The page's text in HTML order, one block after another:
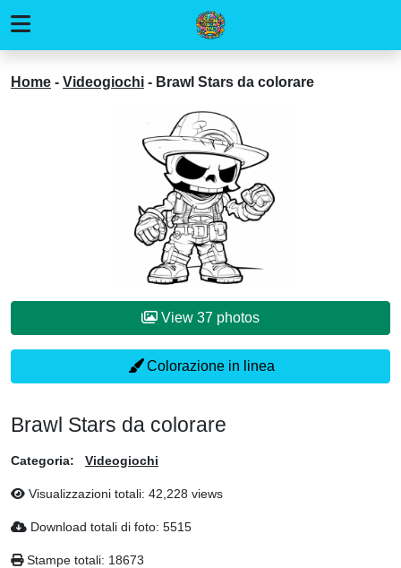
Home - Videogiochi - Brawl Stars da colorare
View 37 photos
Colorazione in linea
Brawl Stars da colorare
Categoria: Videogiochi
Visualizzazioni totali: 42,228 views
Download totali di foto: 5515
Stampe totali: 18673